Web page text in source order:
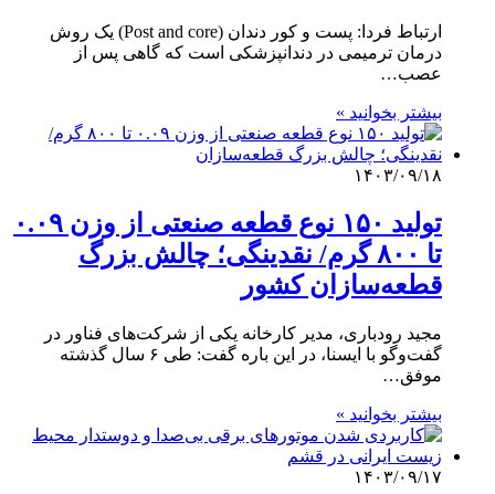
ارتباط فردا: پست و کور دندان (Post and core) یک روش
درمان ترمیمی در دندانپزشکی است که گاهی پس از
عصب…
بیشتر بخوانید »
۱۴۰۳/۰۹/۱۸
تولید ۱۵۰ نوع قطعه صنعتی از وزن ۰.۰۹
تا ۸۰۰ گرم/ نقدینگی؛ چالش بزرگ
قطعه‌سازان کشور
مجید رودباری، مدیر کارخانه یکی از شرکت‌های فناور در
گفت‌وگو با ایسنا، در این باره گفت: طی ۶ سال گذشته
موفق…
بیشتر بخوانید »
۱۴۰۳/۰۹/۱۷